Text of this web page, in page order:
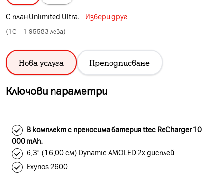
С план Unlimited Ultra. Избери друг
(1€ = 1.95583 лева)
Нова услуга Преподписване
Ключови параметри
В комплект с преносима батерия ttec ReCharger 10
000 mAh.
6,3" (16,00 см) Dynamic AMOLED 2x дисплей
Exynos 2600